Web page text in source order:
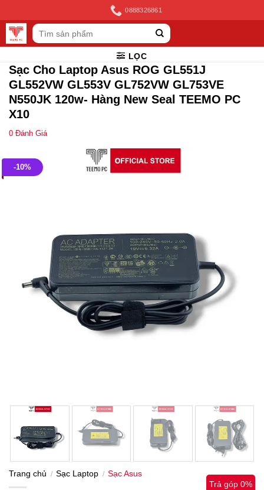
to
content
0888326861
Tìm
kiếm:
LỌC
Sạc Cho Laptop Asus ROG GL551J
GL552VW GL553V GL752VW GL753VE
N550JK 120w- Hàng New Seal TEEMO PC
X10
0 Đánh Giá
-10%
Trang chủ / Sạc Laptop / Sạc Asus
Trả góp 0%